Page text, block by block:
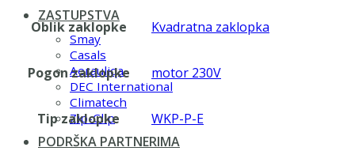
ZASTUPSTVA
Smay
Casals
Aerauliqa
DEC International
Climatech
Zip-Clip
PODRŠKA PARTNERIMA
Oblik zaklopke Kvadratna zaklopka
Pogon zaklopke motor 230V
Tip zaklopke WKP-P-E